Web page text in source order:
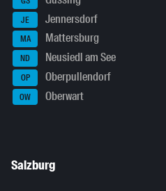
JE Jennersdorf
MA Mattersburg
ND Neusiedl am See
OP Oberpullendorf
OW Oberwart
Salzburg